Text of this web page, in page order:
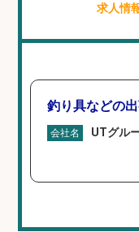
求人情
釣り具などの
会社名 UTグル